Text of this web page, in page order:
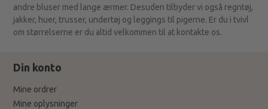
andre bluser med lange ærmer. Desuden tilbyder vi også regntøj,
jakker, huer, trusser, undertøj og leggings til pigerne. Er du i tvivl
om størrelserne er du altid velkommen til at kontakte os.
Din konto
Mine ordrer
Mine oplysninger